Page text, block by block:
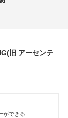
旧 アーセンテ
ができる